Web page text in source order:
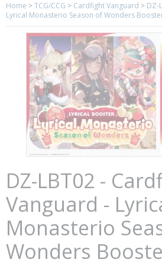
Home >TCG/CCG > Cardfight Vanguard > DZ-
Lyrical Monasterio Season of Wonders
DZ-LBT02 -
Vanguard -
Monasterio
Wonders